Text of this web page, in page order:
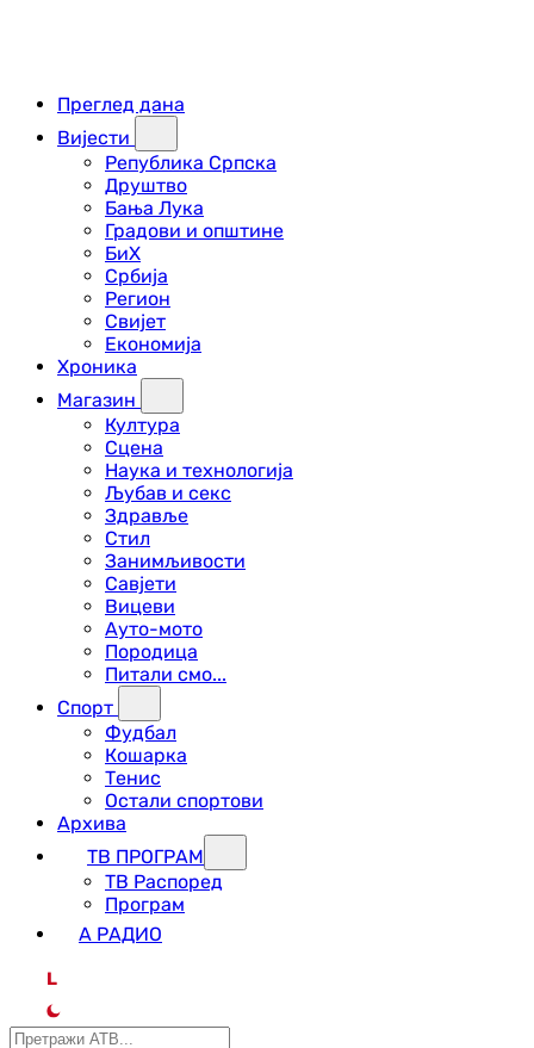
Преглед дана
Вијести
Република Српска
Друштво
Бања Лука
Градови и општине
БиХ
Србија
Регион
Свијет
Економија
Хроника
Магазин
Култура
Сцена
Наука и технологија
Љубав и секс
Здравље
Стил
Занимљивости
Савјети
Вицеви
Ауто-мото
Породица
Питали смо...
Спорт
Фудбал
Кошарка
Тенис
Остали спортови
Архива
ТВ ПРОГРАМ
ТВ Распоред
Програм
А РАДИО
L